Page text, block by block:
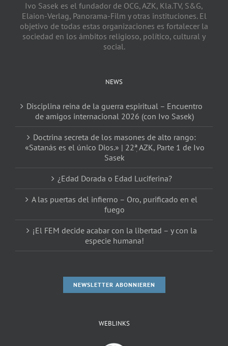
Ivo Sasek es el fundador de OCG, AZK, Kla.TV, S&G,
Elaion-Verlag, Panorama-Film y otras instituciones. El
objetivo de todas estas organizaciones es fortalecer la
sociedad en los ámbitos religioso, político, cultural y
social.
NEWS
Disciplina reina de la guerra espiritual – Encuentro
de amigos internacional 2026 (con Ivo Sasek)
Doctrina secreta de los masones de alto rango:
«Satanás es el único Dios.» | 22ٖª AZK, Parte 1 de Ivo
Sasek
¿Edad Dorada o Edad Luciferina?
A las puertas del infierno – Oro, purificado en el
fuego
¡El FEM decide acabar con la libertad – y con la
especie humana!
NEWSLETTER ABONNIEREN
WEBLINKS